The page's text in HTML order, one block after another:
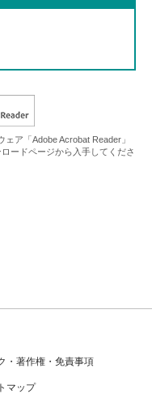
ア「Adobe Acrobat Reader」
ードページから入手してくださ
・著作権・免責事項
マップ